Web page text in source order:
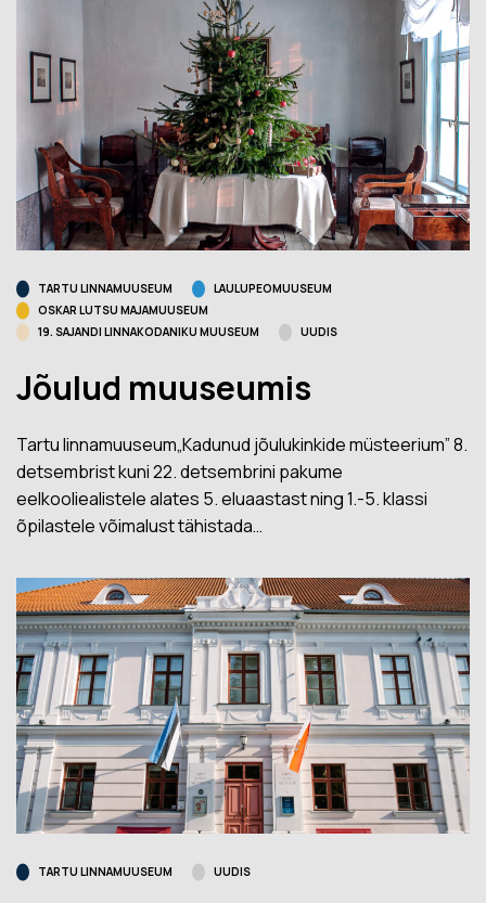
TARTU LINNAMUUSEUM
LAULUPEOMUUSEUM
OSKAR LUTSU MAJAMUUSEUM
19. SAJANDI LINNAKODANIKU MUUSEUM
UUDIS
Jõulud muuseumis
Tartu linnamuuseum„Kadunud jõulukinkide müsteerium” 8.
detsembrist kuni 22. detsembrini pakume
eelkooliealistele alates 5. eluaastast ning 1.-5. klassi
õpilastele võimalust tähistada…
TARTU LINNAMUUSEUM UUDIS